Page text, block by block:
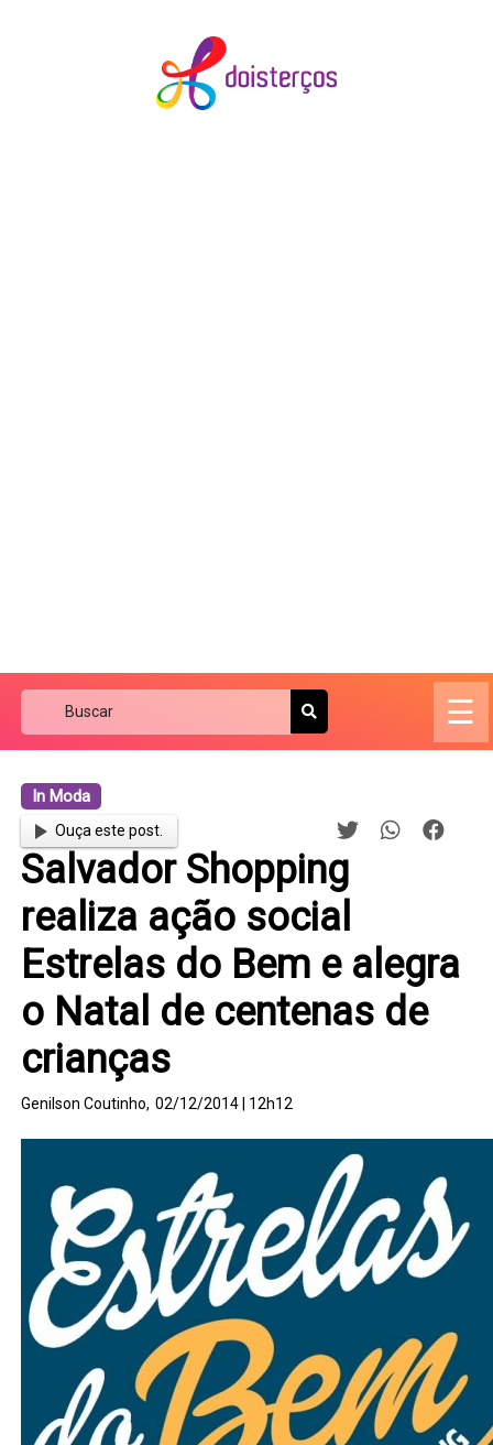
☰
In Moda
Ouça este post.
Salvador Shopping
realiza ação social
Estrelas do Bem e alegra
o Natal de centenas de
crianças
Genilson Coutinho, 02/12/2014 | 12h12